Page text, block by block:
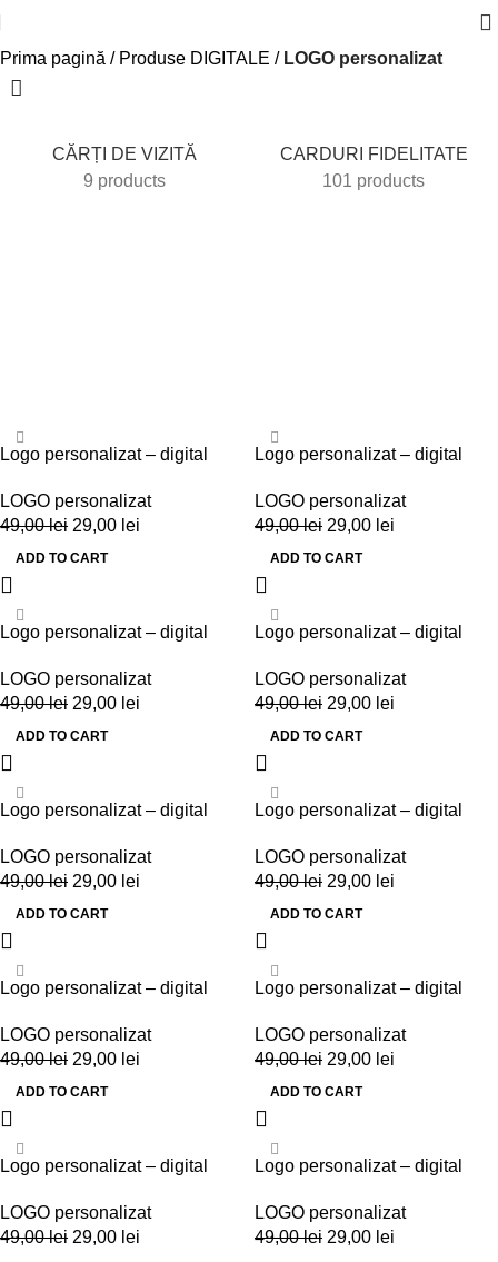
Prima pagină Produse DIGITALE LOGO personalizat
CĂRȚI DE VIZITĂ
9 products
CARDURI FIDELITATE
101 products
Logo personalizat – digital
LOGO personalizat
49,00lei 29,00 lei
ADD TO CART
Logo personalizat – digital
LOGO personalizat
49,00lei 29,00 lei
ADD TO CART
Logo personalizat – digital
LOGO personalizat
49,00lei 29,00 lei
ADD TO CART
Logo personalizat – digital
LOGO personalizat
49,00lei 29,00 lei
ADD TO CART
Logo personalizat – digital
LOGO personalizat
49,00lei 29,00 lei
ADD TO CART
Logo personalizat – digital
LOGO personalizat
49,00lei 29,00 lei
ADD TO CART
Logo personalizat – digital
LOGO personalizat
49,00lei 29,00 lei
ADD TO CART
Logo personalizat – digital
LOGO personalizat
49,00lei 29,00 lei
ADD TO CART
Logo personalizat – digital
LOGO personalizat
49,00lei 29,00 lei
Logo personalizat – digital
LOGO personalizat
49,00lei 29,00 lei